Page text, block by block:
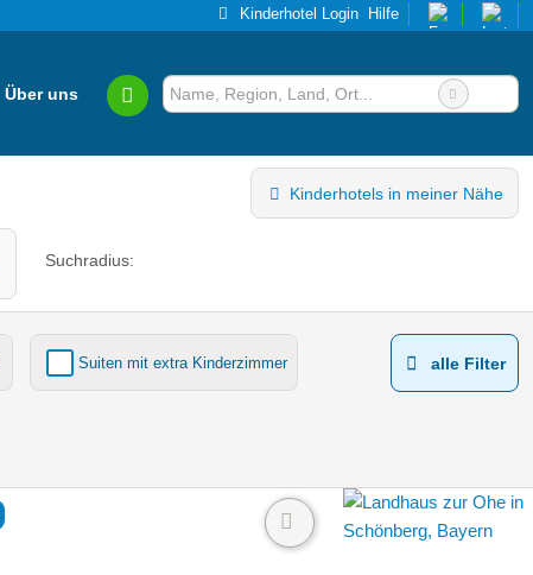
Kinderhotel Login Hilfe
Über uns
Kinderhotels in meiner Nähe
Suchradius:
Suiten mit extra Kinderzimmer alle Filter